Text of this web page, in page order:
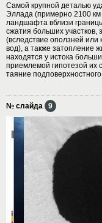
Самой крупной деталью
Эллада (примерно 2100 км
ландшафта вблизи
сжатия больших участков,
(вследствие оползней
вод), а также затопление
находятся у истока
приемлемой гипотезой их
таяние
№ слайда 9